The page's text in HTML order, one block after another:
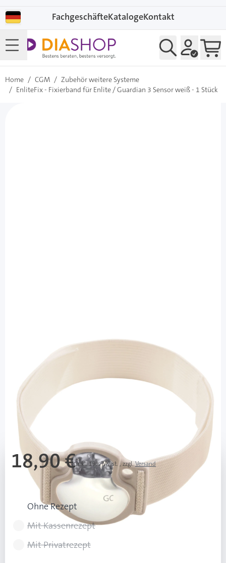
FachgeschäfteKatalogeKontakt
Home / CGM / Zubehör weitere Systeme
/ EnliteFix - Fixierband für Enlite / Guardian 3 Sensor weiß - 1 Stück
EnliteFix - Fixierband für Enlite /
Guardian 3 Sensor weiß - 1 Stück
Diashop.de Kat.-Nr.113372
Lieferzeit 3-7 Werktage
Mehr über das Produkt
18,90 €Inkl. 19% Mwst. ,zzgl.Versand
Rezeptart wählen
Ohne Rezept
Mit Kassenrezept
Mit Privatrezept